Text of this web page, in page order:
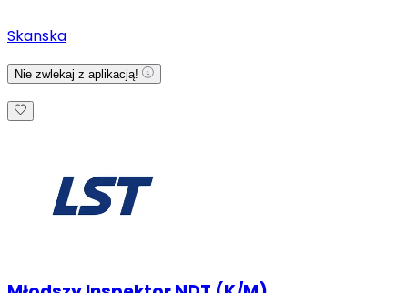
Skanska
Nie zwlekaj z aplikacją!